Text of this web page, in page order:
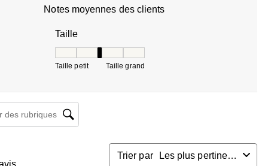
Notes moyennes des clients
Taille
Taille petit Taille grand
de sujet et d'avis
Trier par
Les plus pertinents